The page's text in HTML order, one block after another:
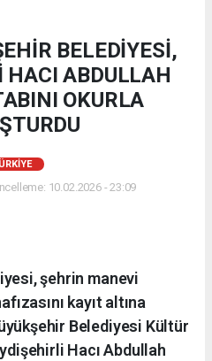
BELEDİYESİ,
HACI ABDULLAH
OKURLA
10.02.2026 - 23:09
şehrin manevi
kayıt altına
Belediyesi Kültür
Hacı Abdullah